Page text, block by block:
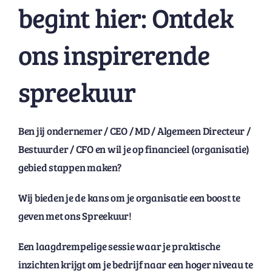
begint hier: Ontdek
ons inspirerende
spreekuur
Ben jij ondernemer / CEO / MD / Algemeen Directeur /
Bestuurder / CFO en wil je op financieel (organisatie)
gebied stappen maken?
Wij bieden je de kans om je organisatie een boost te
geven met ons Spreekuur!
Een laagdrempelige sessie waar je praktische
inzichten krijgt om je bedrijf naar een hoger niveau te